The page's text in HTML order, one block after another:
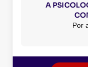
A
Por